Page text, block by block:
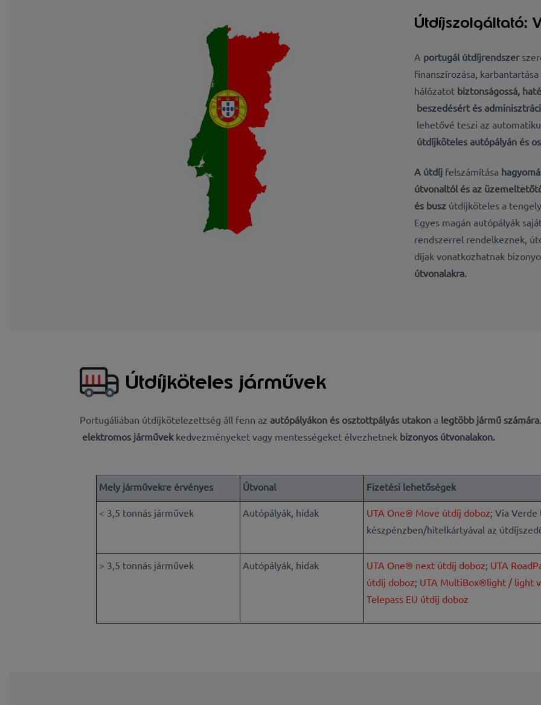
Útdíjszolgáltató:
A portugál útdíjrendszer
finanszírozása,
hálózatot biztonságossá,
beszedésért és
lehetővé teszi az
útdíjköteles autópályán és
A útdíj felszámítása
útvonaltól és az
és busz útdíjköteles a
Egyes magán autópályák
rendszerrel rendelkeznek,
díjak vonatkozhatnak
útvonalakra.
Útdíjköteles járművek
Portugáliában útdíjkötelezettség áll fenn az autópályákon és osztottpályás utakon a legtöbb jármű számára
elektromos járművekkedvezményeket vagy mentességeket élvezhetnek bizonyos útvonalakon.
Mely járművekre érvényes Útvonal Fizetési lehetőségek
< 3,5 tonnás járművek Autópályák, hidak UTA One® Move útdíj doboz; Via
készpénzben/hitelkártyával az
> 3,5 tonnás járművek Autópályák, hidak UTA One® next útdíj doboz; UTA
útdíj doboz; UTA MultiBox®light / light
Telepass EU útdíj doboz